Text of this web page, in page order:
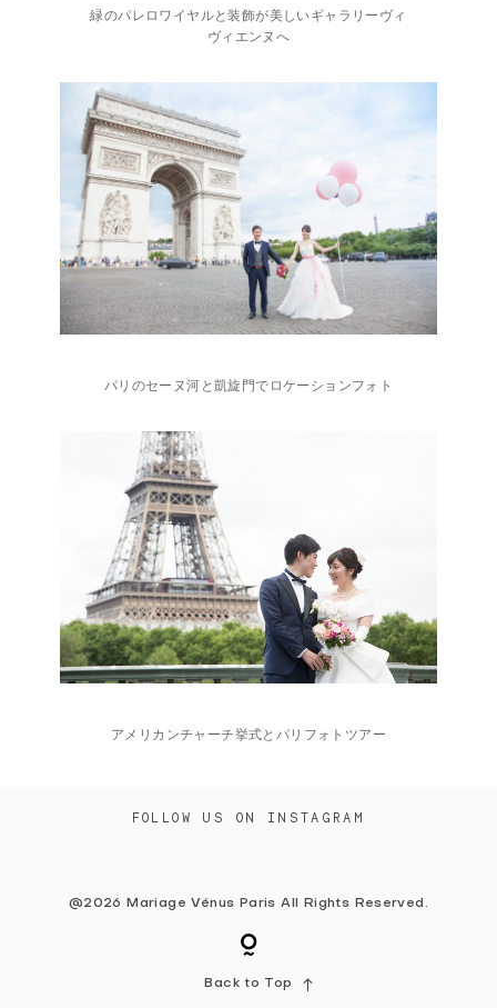
緑のパレロワイヤルと装飾が美しいギャラリーヴィ
ヴィエンヌへ
パリのセーヌ河と凱旋門でロケーションフォト
アメリカンチャーチ挙式とパリフォトツアー
FOLLOW US ON INSTAGRAM
@2026 Mariage Vénus Paris All Rights Reserved.
Back to Top